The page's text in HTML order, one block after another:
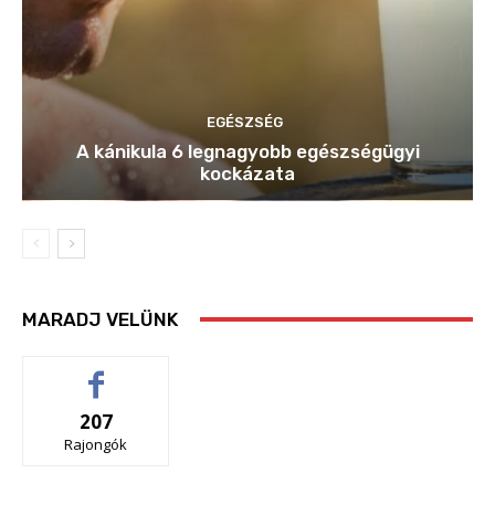
EGÉSZSÉG
A kánikula 6 legnagyobb egészségügyi
kockázata
MARADJ VELÜNK
207
Rajongók